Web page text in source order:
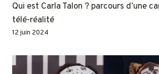
Qui est Carla Talon ? parcours d’une
télé-réalité
12 juin 2024